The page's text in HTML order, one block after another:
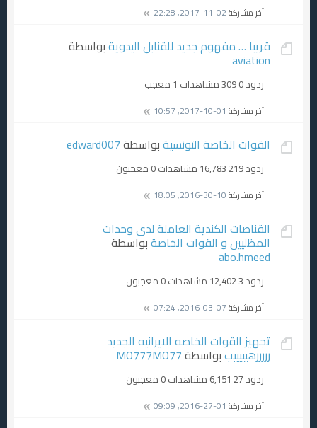
آخر مشاركة02-11-2017, 22:28
قريبا … مفهوم جديد للقنابل اليدويةبواسطة
aviation
ردود 0 309 مشاهدات 1 معجب
آخر مشاركة 01-10-2017, 10:57
القوات الخاصة التونسيةبواسطةedward007
ردود 219 16,783 مشاهدات 0 معجبون
آخر مشاركة10-30-2016, 18:05
القناصات الكندية العاملة لدى وحدات
المظليين و القوات الخاصةبواسطة
abo.hmeed
ردود 3 12,402 مشاهدات 0 معجبون
آخر مشاركة07-03-2016, 07:24
تجهيز القوات الخاصه الايرانيه الجديد
رررررهيييييببواسطةMO777MO77
ردود 27 6,151 مشاهدات 0 معجبون
آخر مشاركة 01-27-2016, 09:09